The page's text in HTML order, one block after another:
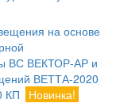
на основе
ВС ВЕКТОР-АР и
ВЕТТА-2020
КП
Новинка!